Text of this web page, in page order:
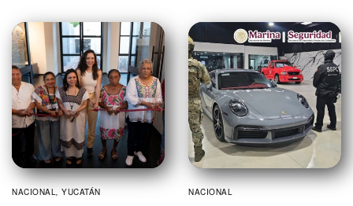
NACIONAL, YUCATÁN NACIONAL